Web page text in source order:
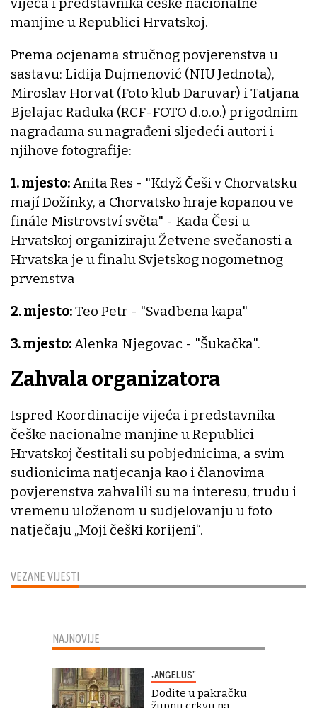
VEZANE VIJESTI
manjine u Republici Hrvatskoj.
Prema ocjenama stručnog povjerenstva u
sastavu: Lidija Dujmenović (NIU Jednota),
Miroslav Horvat (Foto klub Daruvar) i Tatjana
Bjelajac Raduka (RCF-FOTO d.o.o.) prigodnim
nagradama su nagrađeni sljedeći autori i
njihove fotografije:
1. mjesto: Anita Res - "Když Češi v Chorvatsku
mají Dožínky, a Chorvatsko hraje kopanou ve
finále Mistrovství světa" - Kada Česi u
Hrvatskoj organiziraju Žetvene svečanosti a
Hrvatska je u finalu Svjetskog nogometnog
prvenstva
2. mjesto:Teo Petr - "Svadbena kapa"
3. mjesto: Alenka Njegovac - "Šukačka".
Zahvala organizatora
Ispred Koordinacije vijeća i predstavnika
češke nacionalne manjine u Republici
Hrvatskoj čestitali su pobjednicima, a svim
sudionicima natjecanja kao i članovima
povjerenstva zahvalili su na interesu, trudu i
vremenu uloženom u sudjelovanju u foto
natječaju „Moji češki korijeni“.
NAJNOVIJE
„ANGELUS“
Dođite u pakračku